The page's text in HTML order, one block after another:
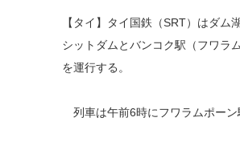
【タイ】タイ国鉄（SRT）はダ
シットダムとバンコク駅（フワラ
を運行する。
列車は午前6時にフワラムポーン